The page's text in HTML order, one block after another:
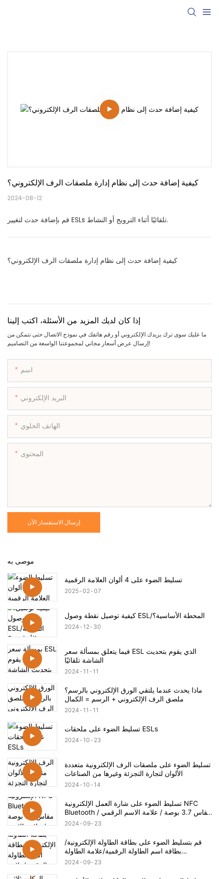
كيفية إضافة حدث إلى نظام إدارة ملصقات الرف الإلكتروني؟
2024-08-12
قم بإضافة حدث لتغيير ESLs تلقائيًا أثناء الترويج أو النشاط.
إذا كان لديك المزيد من الأسئلة، اكتب إلينا
ما عليك سوى ترك بريدك الإلكتروني أو رقم هاتفك في نموذج الاتصال حتى نتمكن من
إرسال عرض أسعار مجاني لمجموعتنا الواسعة من التصاميم!
اسم
البريد الإلكتروني
الهاتف الخلوي
المحتوى
إرسال الاستفسار الآن
موصى به
تسليط الضوء على 4 ألوان العلامة الرقمية
2025 02 07
كيفية توصيل نقطة وصول ESL/المحطة الأساسية؟
2024 12 30
فيما يتعلق بمسألة سعر ESL الذي يقوم بتحديث
الشاشة تلقائيًا
2024 11 11
ماذا يحدث عندما يلتقي الورق الإلكتروني بالرسم؟
ملصق الرف الإلكتروني + الرسم = الكمال
2024 11 11
تسليط الضوء على ملحقات ESLs
2024 10 23
تسليط الضوء على ملصقات الرف الإلكترونية متعددة
الألوان لتجارة التجزئة وغيرها من الصناعات
2024 10 14
تسليط الضوء على شارة العمل الإلكترونية NFC
Bluetooth مقاس 3.7 بوصة / علامة الاسم الرقمي /
شارة الاسم الإلكترونية
2024 09 23
قم بتسليط الضوء على بطاقة الطاولة الإلكترونية/
بطاقة اسم الطاولة الرقمية/علامة الطاولة
الإلكترونية
2024 09 23